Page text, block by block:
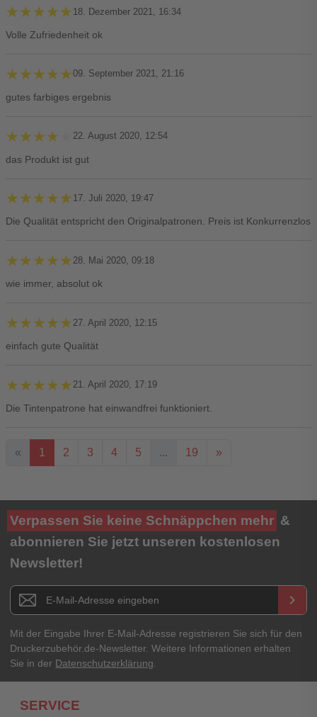
★★★★★
★★★★★ 18. Dezember 2021, 16:34
Volle Zufriedenheit ok
★★★★★
★★★★★09. September 2021, 21:16
gutes farbiges ergebnis
★★★★★
★★★★★ 22. August 2020, 12:54
das Produkt ist gut
★★★★★
★★★★★ 17. Juli 2020, 19:47
Die Qualität entspricht den Originalpatronen. Preis ist Konkurrenzlos
★★★★★
★★★★★ 28. Mai 2020, 09:18
wie immer, absolut ok
★★★★★
★★★★★ 27. April 2020, 12:15
einfach gute Qualität
★★★★★
★★★★★ 21. April 2020, 17:19
Die Tintenpatrone hat einwandfrei funktioniert.
« 1 2 3 4 5 ... 19 »
Ihre Bewertung**
★★★★★
Titel**
E-Mail-Adresse
Ihr Passwort
Verpassen Sie keine Schnäppchen mehr &
abonnieren Sie jetzt unseren kostenlosen
Newsletter!
Newsletter E-Mail Adresse keyboard_arrow_right
Mit der Eingabe Ihrer E-Mail-Adresse registrieren Sie sich für den
Druckerzubehör.de-Newsletter. Weitere Informationen erhalten
Sie in der Datenschutzerklärung
SERVICE